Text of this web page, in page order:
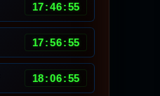
17:46:51
17:56:51
18:06:51